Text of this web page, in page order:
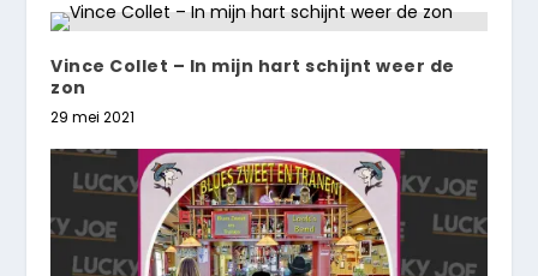
Vince Collet – In mijn hart schijnt weer de
zon
29 mei 2021